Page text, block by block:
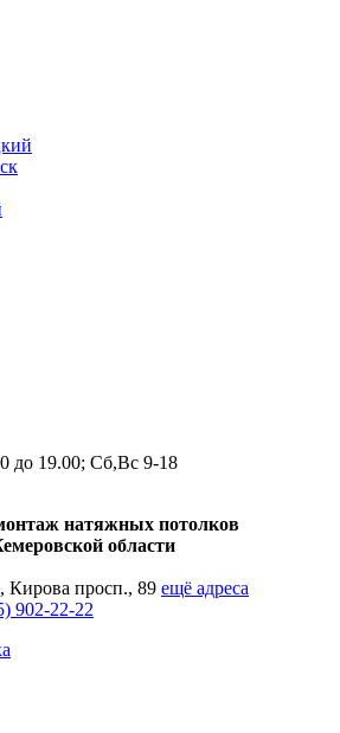
до 19.00; Сб,Вс 9-18
натяжных потолков
области
Кирова просп., 89 ещё адреса
902-22-22